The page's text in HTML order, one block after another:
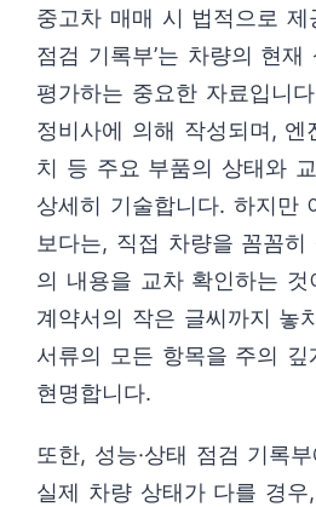
중고차 매매 시 법적으로 제
점검 기록부’는 차량의 현
평가하는 중요한 자료입니
정비사에 의해 작성되며, 엔
치 등 주요 부품의 상태와
상세히 기술합니다. 하지만
보다는, 직접 차량을 꼼꼼
의 내용을 교차 확인하는 것
계약서의 작은 글씨까지 놓
서류의 모든 항목을 주의 깊
현명합니다.
또한, 성능·상태 점검 기록
실제 차량 상태가 다를 경